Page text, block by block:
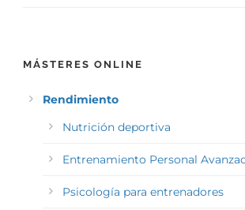
MÁSTERES ONLINE
Rendimiento
Nutrición deportiva
Entrenamiento Personal
Psicología para entrenadores